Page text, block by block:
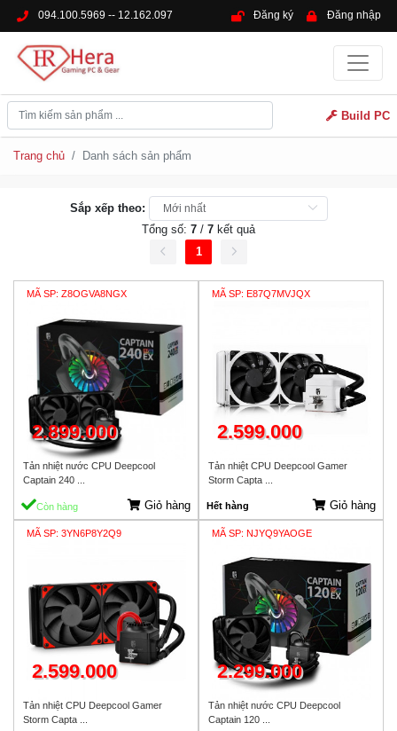
094.100.5969 -- 12.162.097 Đăng ký Đăng nhập
Build PC
Trang chủ Danh sách sản phẩm
Sắp xếp theo:
Tổng số: 7 / 7 kết quả
1
MÃ SP: Z8OGVA8NGX
2.899.000
Tản nhiệt nước CPU Deepcool
Captain 240 ...
Còn hàng Giỏ hàng
MÃ SP: E87Q7MVJQX
2.599.000
Tản nhiệt CPU Deepcool Gamer
Storm Capta ...
Hết hàng Giỏ hàng
MÃ SP: 3YN6P8Y2Q9
2.599.000
Tản nhiệt CPU Deepcool Gamer
Storm Capta ...
MÃ SP: NJYQ9YAOGE
2.299.000
Tản nhiệt nước CPU Deepcool
Captain 120 ...